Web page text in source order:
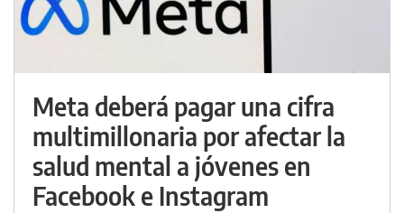
Meta deberá pagar una cifra
multimillonaria por afectar la
salud mental a jóvenes en
Facebook e Instagram